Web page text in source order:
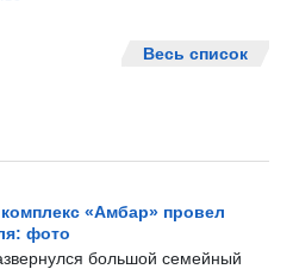
Весь список
«Амбар» провел
фото
большой семейный